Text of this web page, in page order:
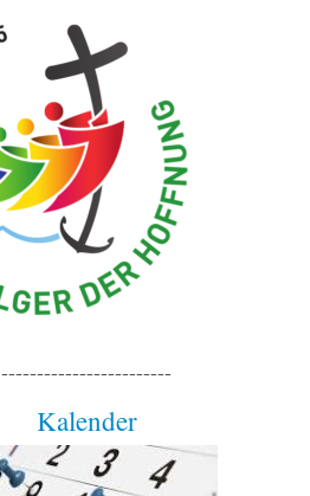
------------------------
Kalender